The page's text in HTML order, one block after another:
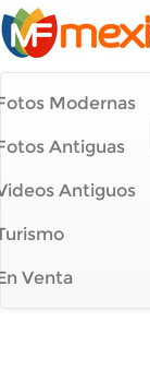
Modernas
Antiguas
Antiguos
Venta